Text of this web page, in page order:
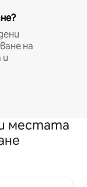
на
местата